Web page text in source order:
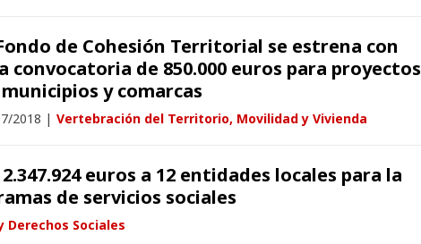
de Cohesión Territorial se estrena con
convocatoria de 850.000 euros para proyectos
y comarcas
2018 | Vertebración del Territorio, Movilidad y Vivienda
euros a 12 entidades locales para la
de servicios sociales
Derechos Sociales